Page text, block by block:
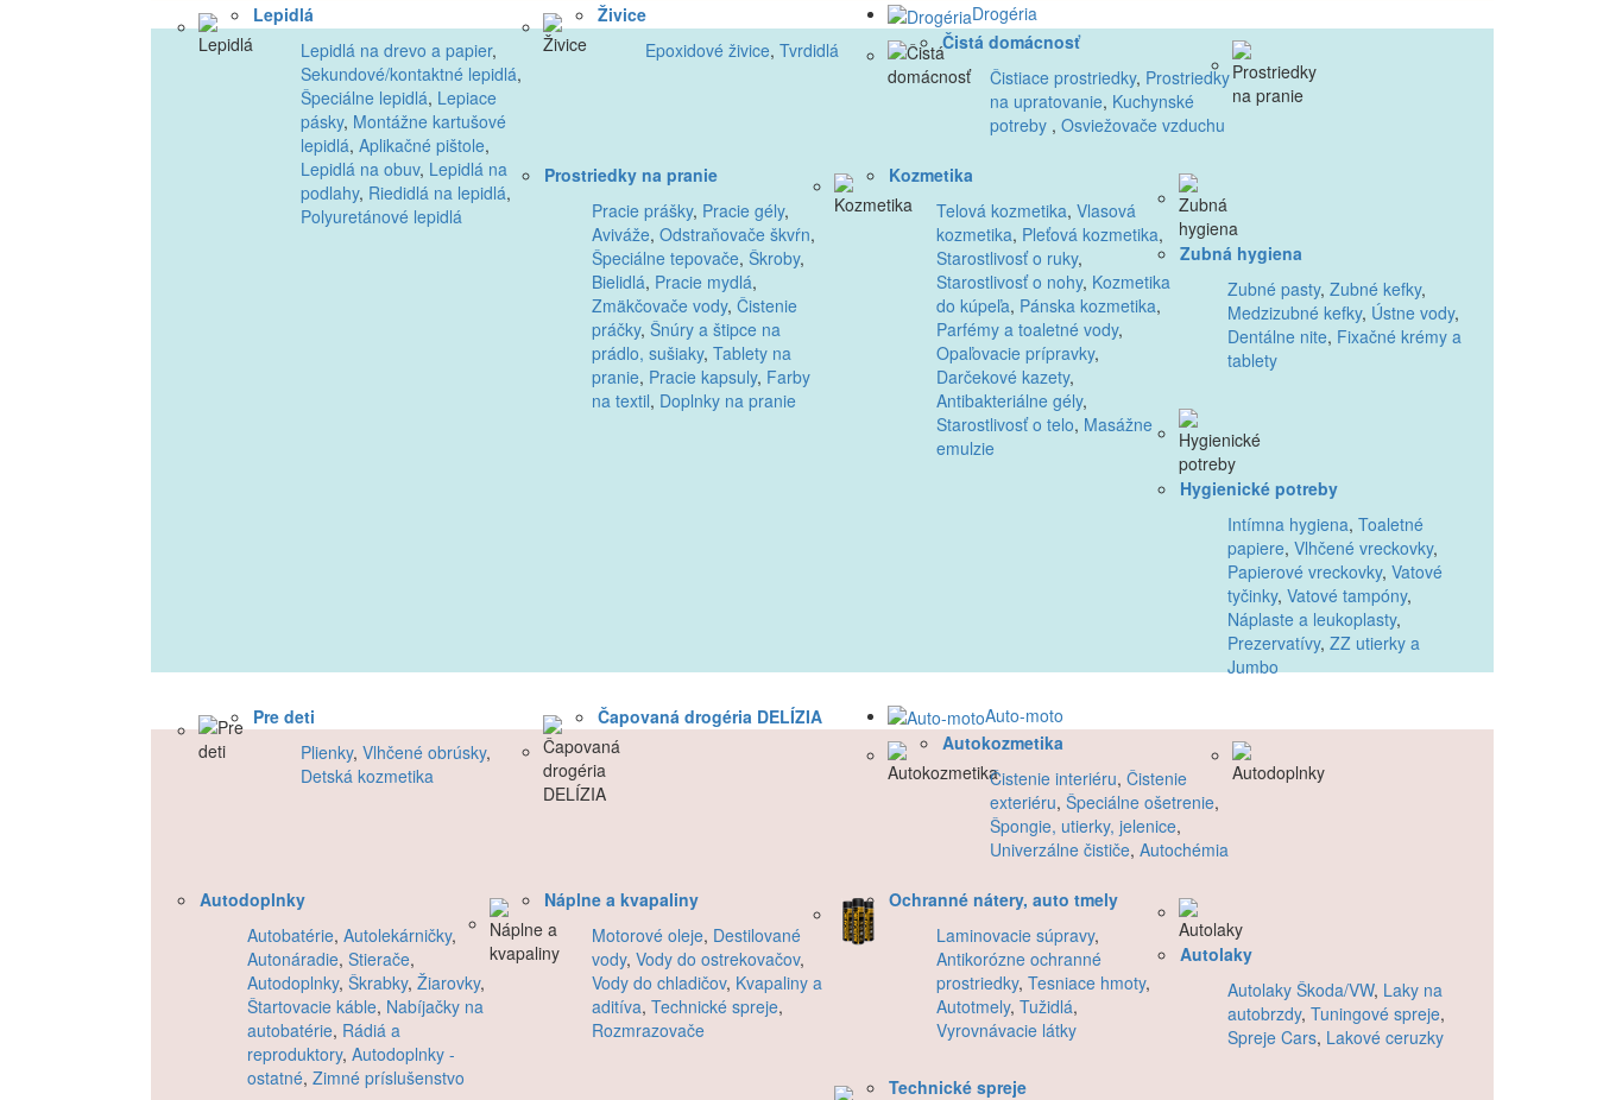
Lepidlá
Lepidlá na drevo a papier,
Sekundové/kontaktné lepidlá,
Špeciálne lepidlá, Lepiace
pásky, Montážne kartušové
lepidlá, Aplikačné pištole,
Lepidlá na obuv, Lepidlá na
podlahy, Riedidlá na lepidlá,
Polyuretánové lepidlá
Živice
Epoxidové živice, Tvrdidlá
Drogéria
Čistá domácnosť
Čistiace prostriedky, Prostriedky
na upratovanie, Kuchynské
potreby , Osviežovače vzduchu
Prostriedky na pranie
Pracie prášky, Pracie gély,
Aviváže, Odstraňovače škvŕn,
Špeciálne tepovače, Škroby,
Bielidlá, Pracie mydlá,
Zmäkčovače vody, Čistenie
práčky, Šnúry a štipce na
prádlo, sušiaky, Tablety na
pranie, Pracie kapsuly, Farby
na textil, Doplnky na pranie
Kozmetika
Telová kozmetika, Vlasová
kozmetika, Pleťová kozmetika,
Starostlivosť o ruky,
Starostlivosť o nohy, Kozmetika
do kúpeľa, Pánska kozmetika,
Parfémy a toaletné vody,
Opaľovacie prípravky,
Darčekové kazety,
Antibakteriálne gély,
Starostlivosť o telo, Masážne
emulzie
Zubná hygiena
Zubné pasty, Zubné kefky,
Medzizubné kefky, Ústne vody,
Dentálne nite, Fixačné krémy a
tablety
Hygienické potreby
Intímna hygiena, Toaletné
papiere, Vlhčené vreckovky,
Papierové vreckovky, Vatové
tyčinky, Vatové tampóny,
Náplaste a leukoplasty,
Prezervatívy, ZZ utierky a
Jumbo
Pre deti
Plienky, Vlhčené obrúsky,
Detská kozmetika
Čapovaná drogéria DELÍZIA
Auto-moto
Autokozmetika
Čistenie interiéru, Čistenie
exteriéru, Špeciálne ošetrenie,
Špongie, utierky, jelenice,
Univerzálne čističe, Autochémia
Autodoplnky
Autobatérie, Autolekárničky,
Autonáradie, Stierače,
Autodoplnky, Škrabky, Žiarovky,
Štartovacie káble, Nabíjačky na
autobatérie, Rádiá a
reproduktory, Autodoplnky -
ostatné, Zimné príslušenstvo
Náplne a kvapaliny
Motorové oleje, Destilované
vody, Vody do ostrekovačov,
Vody do chladičov, Kvapaliny a
aditíva, Technické spreje,
Rozmrazovače
Ochranné nátery, auto tmely
Laminovacie súpravy,
Antikorózne ochranné
prostriedky, Tesniace hmoty,
Autotmely, Tužidlá,
Vyrovnávacie látky
Autolaky
Autolaky Škoda/VW, Laky na
autobrzdy, Tuningové spreje,
Spreje Cars, Lakové ceruzky
Technické spreje